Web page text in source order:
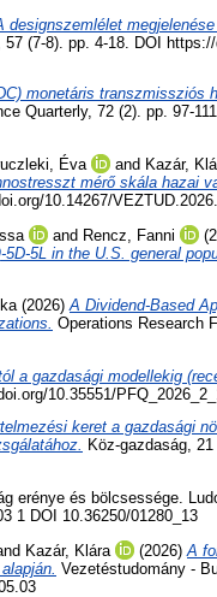
designszemlélet
(7-8). pp. 4-18. DOI
monetáris transzmissziós
Quarterly, 72 (2). pp. 97-
Éva and Kazár,
mérő skála hazai
10.14267/
and Rencz, Fanni
5L in the U.S. general
(2026) A Dividend-Based
Operations Research
a gazdasági modellekig
10.35551/
keret a gazdasági
Köz-gazdaság,
erénye és bölcsessége.
1 DOI 10.36250/01280_13
Kazár, Klára (2026) A
Vezetéstudomány -